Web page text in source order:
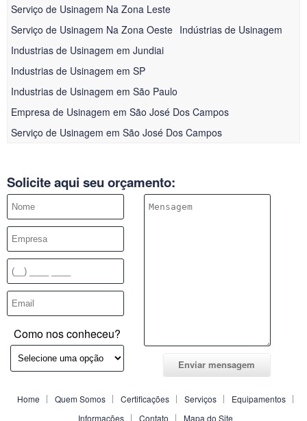
Serviço de Usinagem Na Zona Leste
Serviço de Usinagem Na Zona Oeste Indústrias de Usinagem
Industrias de Usinagem em Jundiai
Industrias de Usinagem em SP
Industrias de Usinagem em São Paulo
Empresa de Usinagem em São José Dos Campos
Serviço de Usinagem em São José Dos Campos
Solicite aqui seu orçamento:
Como nos conheceu?
Home Quem Somos Certificações Serviços
Equipamentos
Informações
Contato Mapa do Site